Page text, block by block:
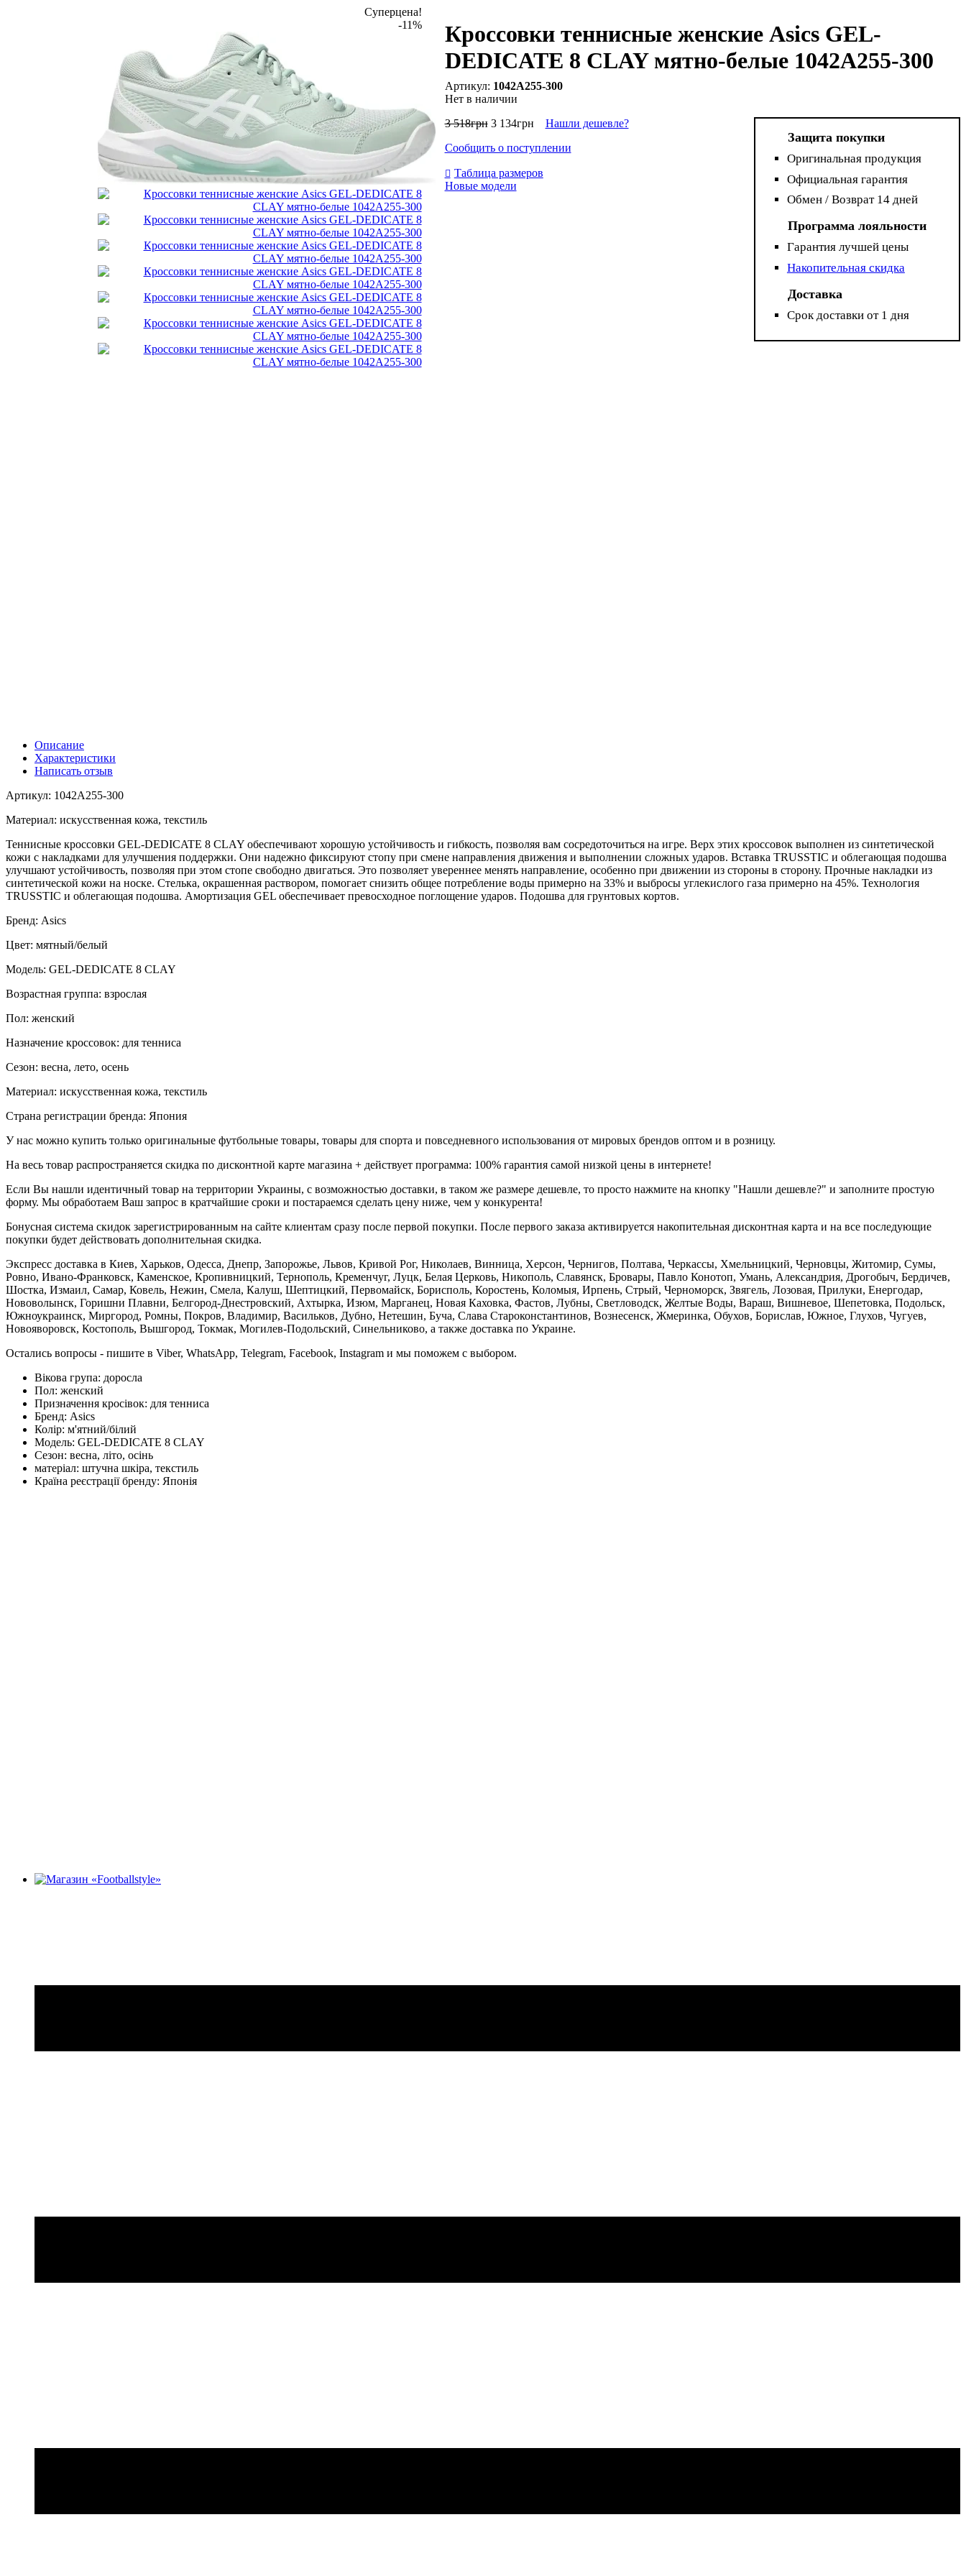
Суперцена!
-11%
Кроссовки теннисные женские Asics GEL-
DEDICATE 8 CLAY мятно-белые 1042A255-300
1042A255-300
Нет в наличии
3 518грн 3 134грн
Нашли дешевле?
Сообщить о поступлении
Таблица размеров
Новые модели
Защита покупки
Оригинальная продукция
Официальная гарантия
Обмен / Возврат 14 дней
Программа лояльности
Гарантия лучшей цены
Накопительная скидка
Доставка
Срок доставки от 1 дня
Описание
Характеристики
Написать отзыв
Артикул: 1042A255-300
Материал: искусственная кожа, текстиль
Теннисные кроссовки GEL-DEDICATE 8 CLAY обеспечивают хорошую устойчивость и гибкость, позволяя вам сосредоточиться на игре. Верх этих кроссовок выполнен из синтетической
кожи с накладками для улучшения поддержки. Они надежно фиксируют стопу при смене направления движения и выполнении сложных ударов. Вставка TRUSSTIC и облегающая подошва
улучшают устойчивость, позволяя при этом стопе свободно двигаться. Это позволяет увереннее менять направление, особенно при движении из стороны в сторону. Прочные накладки из
синтетической кожи на носке. Стелька, окрашенная раствором, помогает снизить общее потребление воды примерно на 33% и выбросы углекислого газа примерно на 45%. Технология
TRUSSTIC и облегающая подошва. Амортизация GEL обеспечивает превосходное поглощение ударов. Подошва для грунтовых кортов.
Бренд: Asics
Цвет: мятный/белый
Модель: GEL-DEDICATE 8 CLAY
Возрастная группа: взрослая
Пол: женский
Назначение кроссовок: для тенниса
Сезон: весна, лето, осень
Материал: искусственная кожа, текстиль
Страна регистрации бренда: Япония
У нас можно купить только оригинальные футбольные товары, товары для спорта и повседневного использования от мировых брендов оптом и в розницу.
На весь товар распространяется скидка по дисконтной карте магазина + действует программа: 100% гарантия самой низкой цены в интернете!
Если Вы нашли идентичный товар на территории Украины, с возможностью доставки, в таком же размере дешевле, то просто нажмите на кнопку "Нашли дешевле?" и заполните простую
форму. Мы обработаем Ваш запрос в кратчайшие сроки и постараемся сделать цену ниже, чем у конкурента!
Бонусная система скидок зарегистрированным на сайте клиентам сразу после первой покупки. После первого заказа активируется накопительная дисконтная карта и на все последующие
покупки будет действовать дополнительная скидка.
Экспресс доставка в Киев, Харьков, Одесса, Днепр, Запорожье, Львов, Кривой Рог, Николаев, Винница, Херсон, Чернигов, Полтава, Черкассы, Хмельницкий, Черновцы, Житомир, Сумы,
Ровно, Ивано-Франковск, Каменское, Кропивницкий, Тернополь, Кременчуг, Луцк, Белая Церковь, Никополь, Славянск, Бровары, Павло Конотоп, Умань, Александрия, Дрогобыч, Бердичев,
Шостка, Измаил, Самар, Ковель, Нежин, Смела, Калуш, Шептицкий, Первомайск, Борисполь, Коростень, Коломыя, Ирпень, Стрый, Черноморск, Звягель, Лозовая, Прилуки, Енергодар,
Нововолынск, Горишни Плавни, Белгород-Днестровский, Ахтырка, Изюм, Марганец, Новая Каховка, Фастов, Лубны, Светловодск, Желтые Воды, Вараш, Вишневое, Шепетовка, Подольск,
Южноукраинск, Миргород, Ромны, Покров, Владимир, Васильков, Дубно, Нетешин, Буча, Слава Староконстантинов, Вознесенск, Жмеринка, Обухов, Борислав, Южное, Глухов, Чугуев,
Новояворовск, Костополь, Вышгород, Токмак, Могилев-Подольский, Синельниково, а также доставка по Украине.
Остались вопросы - пишите в Viber, WhatsApp, Telegram, Facebook, Instagram и мы поможем с выбором.
Вікова група: доросла
Пол: женский
Призначення кросівок: для тенниса
Бренд: Asics
Колір: м'ятний/білий
Модель: GEL-DEDICATE 8 CLAY
Сезон: весна, літо, осінь
матеріал: штучна шкіра, текстиль
Країна реєстрації бренду: Японія